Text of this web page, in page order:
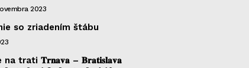
2023
so zriadením štábu
trati 𝐓𝐫𝐧𝐚𝐯𝐚 – 𝐁𝐫𝐚𝐭𝐢𝐬𝐥𝐚𝐯𝐚